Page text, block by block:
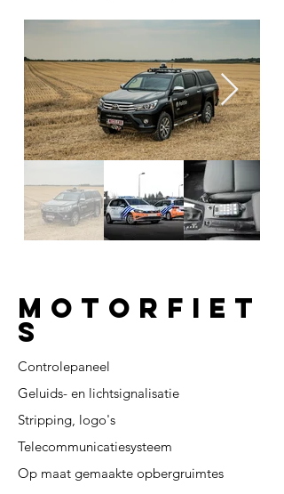
Motorfiet
s
Controlepaneel
Geluids- en lichtsignalisatie
Stripping, logo's
Telecommunicatiesysteem
Op maat gemaakte opbergruimtes